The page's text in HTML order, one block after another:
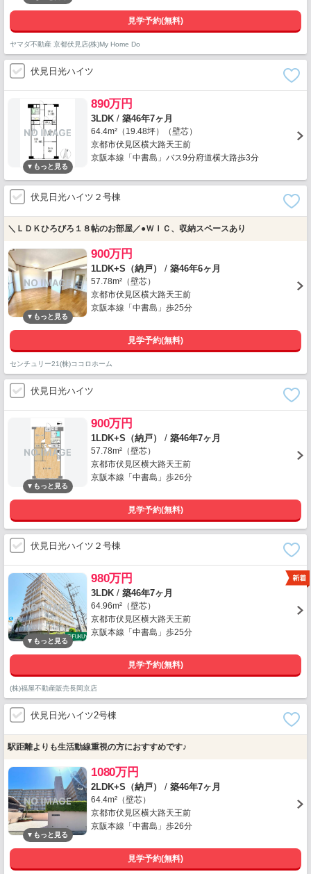
見学予約(無料)
ヤマダ不動産 京都伏見店(株)My Home Do
伏見日光ハイツ
890万円
3LDK / 築46年7ヶ月
64.4m²（19.48坪）（壁芯）
京都市伏見区横大路天王前
京阪本線「中書島」バス9分府道横大路歩3分
伏見日光ハイツ２号棟
＼ＬＤＫひろびろ１８帖のお部屋／●ＷＩＣ、収納スペースあり
900万円
1LDK+S（納戸） / 築46年6ヶ月
57.78m²（壁芯）
京都市伏見区横大路天王前
京阪本線「中書島」歩25分
見学予約(無料)
センチュリー21(株)ココロホーム
伏見日光ハイツ
900万円
1LDK+S（納戸） / 築46年7ヶ月
57.78m²（壁芯）
京都市伏見区横大路天王前
京阪本線「中書島」歩26分
見学予約(無料)
伏見日光ハイツ２号棟
980万円
3LDK / 築46年7ヶ月
64.96m²（壁芯）
京都市伏見区横大路天王前
京阪本線「中書島」歩25分
見学予約(無料)
(株)福屋不動産販売長岡京店
伏見日光ハイツ2号棟
駅距離よりも生活動線重視の方におすすめです♪
1080万円
2LDK+S（納戸） / 築46年7ヶ月
64.4m²（壁芯）
京都市伏見区横大路天王前
京阪本線「中書島」歩26分
見学予約(無料)